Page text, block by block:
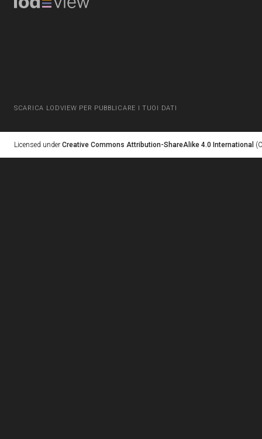
SCARICA LODVIEW PER PUBBLICARE I TUOI DATI
Licensed under Creative Commons Attribution-ShareAlike 4.0 International